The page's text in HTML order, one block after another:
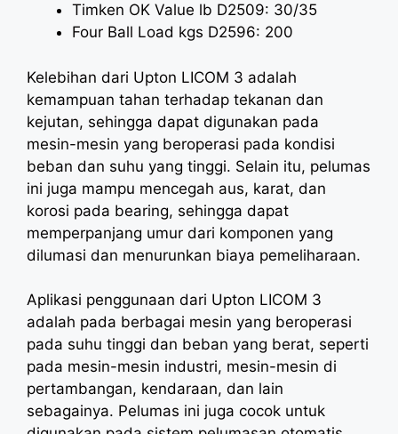
Timken OK Value lb D2509: 30/35
Four Ball Load kgs D2596: 200
Kelebihan dari Upton LICOM 3 adalah
kemampuan tahan terhadap tekanan dan
kejutan, sehingga dapat digunakan pada
mesin-mesin yang beroperasi pada kondisi
beban dan suhu yang tinggi. Selain itu, pelumas
ini juga mampu mencegah aus, karat, dan
korosi pada bearing, sehingga dapat
memperpanjang umur dari komponen yang
dilumasi dan menurunkan biaya pemeliharaan.
Aplikasi penggunaan dari Upton LICOM 3
adalah pada berbagai mesin yang beroperasi
pada suhu tinggi dan beban yang berat, seperti
pada mesin-mesin industri, mesin-mesin di
pertambangan, kendaraan, dan lain
sebagainya. Pelumas ini juga cocok untuk